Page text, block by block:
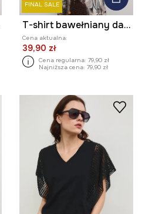
FINAL SALE
T-shirt bawełniany damski z elastanem interlock
Cena aktualna:
39,90 zł
Cena regularna: 79,90 zł
Najniższa cena: 79,90 zł